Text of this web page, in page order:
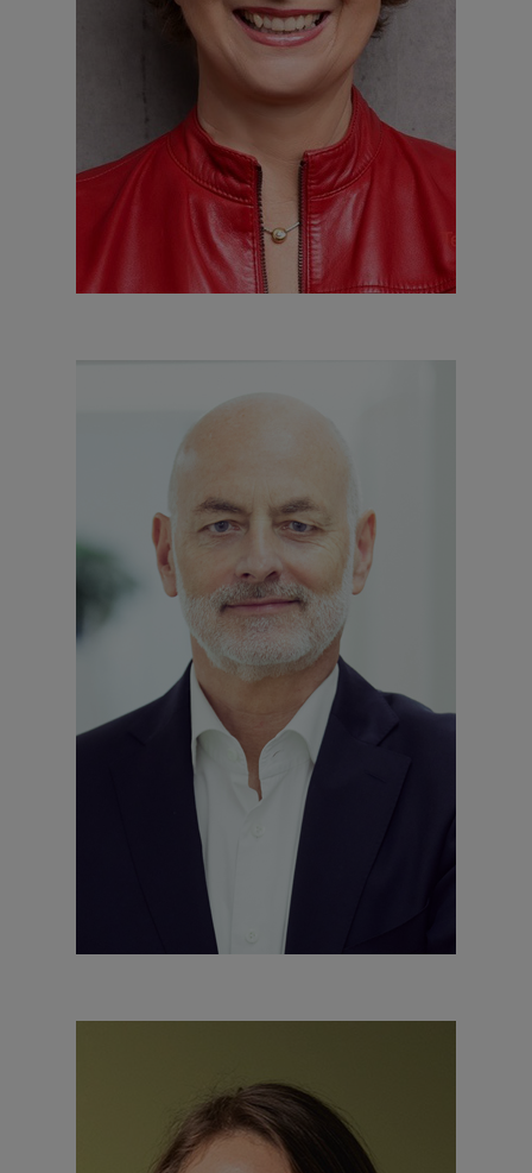
AM STUNDENSTEIN 1
67722 WINNWEILER
+49 6302 9236-0
FAX +49 6302 9236-999